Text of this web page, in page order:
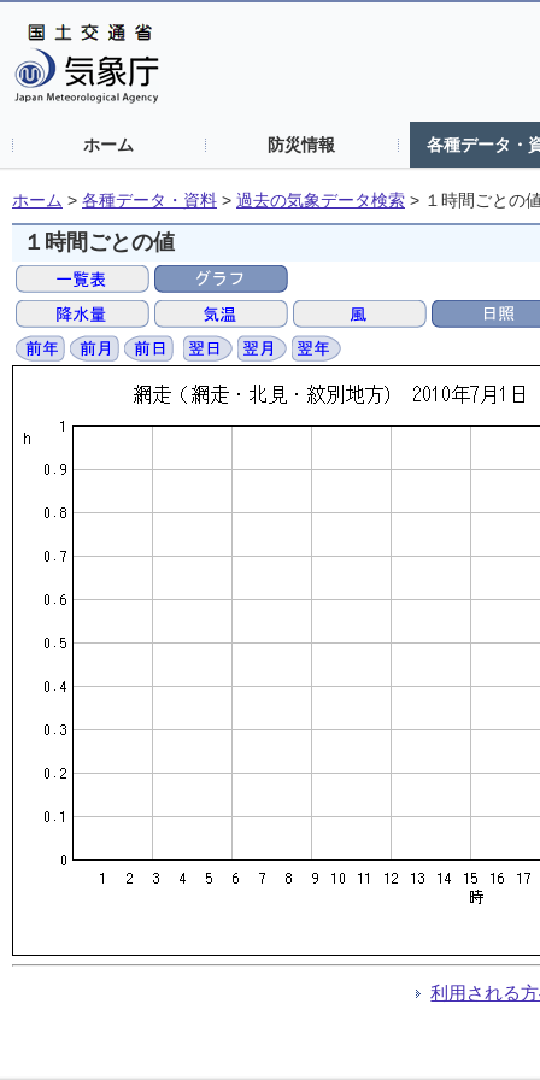
ホーム 防災情報 各種データ・
ホーム > 各種データ・資料 > 過去の気象データ検索 > １時間ごとの
１時間ごとの値
利用される